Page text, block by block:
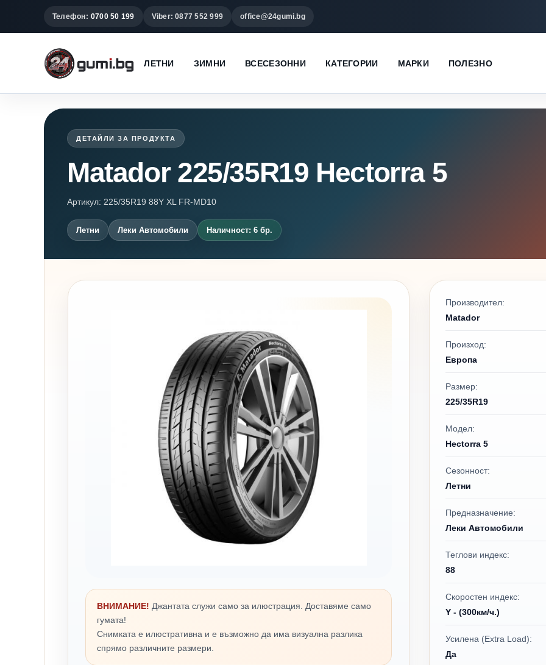
Телефон: 0700 50 199 Viber: 0877 552 999 office@24gumi.bg
ЛЕТНИ ЗИМНИ ВСЕСЕЗОННИ КАТЕГОРИИ МАРКИ ПОЛЕЗНО
ДЕТАЙЛИ ЗА ПРОДУКТА
Matador 225/35R19 Hectorra 5
Артикул: 225/35R19 88Y XL FR-MD10
Летни Леки Автомобили Наличност: 6 бр.
ВНИМАНИЕ! Джантата служи само за илюстрация. Доставяме само
гумата!
Снимката е илюстративна и е възможно да има визуална разлика
спрямо различните размери.
Производител:
Matador
Произход:
Европа
Размер:
225/35R19
Модел:
Hectorra 5
Сезонност:
Летни
Предназначение:
Леки Автомобили
Теглови индекс:
88
Скоростен индекс:
Y - (300км/ч.)
Усилена (Extra Load):
Да